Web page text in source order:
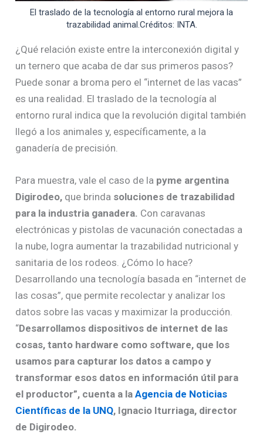
El traslado de la tecnología al entorno rural mejora la
trazabilidad animal.Créditos: INTA.
¿Qué relación existe entre la interconexión digital y
un ternero que acaba de dar sus primeros pasos?
Puede sonar a broma pero el “internet de las vacas”
es una realidad. El traslado de la tecnología al
entorno rural indica que la revolución digital también
llegó a los animales y, específicamente, a la
ganadería de precisión.
Para muestra, vale el caso de la pyme argentina
Digirodeo, que brinda soluciones de trazabilidad
para la industria ganadera. Con caravanas
electrónicas y pistolas de vacunación conectadas a
la nube, logra aumentar la trazabilidad nutricional y
sanitaria de los rodeos. ¿Cómo lo hace?
Desarrollando una tecnología basada en “internet de
las cosas”, que permite recolectar y analizar los
datos sobre las vacas y maximizar la producción.
“Desarrollamos dispositivos de internet de las
cosas, tanto hardware como software, que los
usamos para capturar los datos a campo y
transformar esos datos en información útil para
el productor”, cuenta a laAgencia de Noticias
Científicas de la UNQ, Ignacio Iturriaga, director
de Digirodeo.